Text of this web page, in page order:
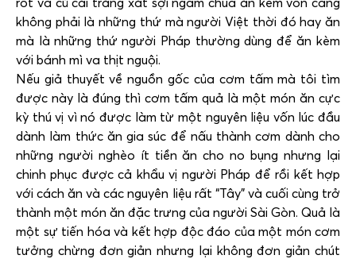
rốt và củ cải trắng xắt sợi ngâm chua ăn kèm vốn càng
không phải là những thứ mà người Việt thời đó hay ăn
mà là những thứ người Pháp thường dùng để ăn kèm
với bánh mì va thịt nguội.
Nếu giả thuyết về nguồn gốc của cơm tấm mà tôi tìm
được này là đúng thì cơm tấm quả là một món ăn cực
kỳ thú vị vì nó được làm từ một nguyên liệu vốn lúc đầu
dành làm thức ăn gia súc để nấu thành cơm dành cho
những người nghèo ít tiền ăn cho no bụng nhưng lại
chinh phục được cả khẩu vị người Pháp để rồi kết hợp
với cách ăn và các nguyên liệu rất “Tây” và cuối cùng trở
thành một món ăn đặc trưng của người Sài Gòn. Quả là
một sự tiến hóa và kết hợp độc đáo của một món cơm
tưởng chừng đơn giản nhưng lại không đơn giản chút